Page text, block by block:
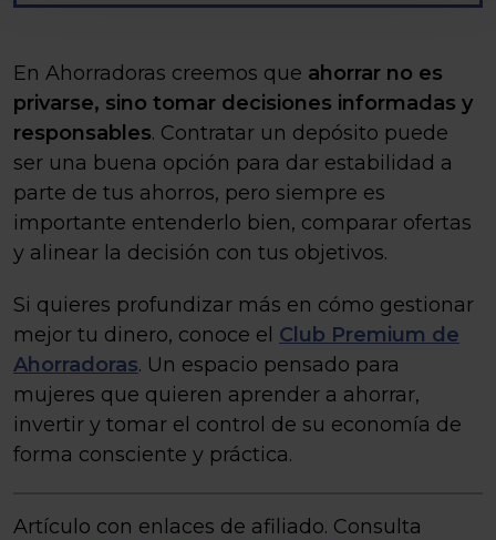
En Ahorradoras creemos que ahorrar no es
privarse, sino tomar decisiones informadas y
responsables. Contratar un depósito puede
ser una buena opción para dar estabilidad a
parte de tus ahorros, pero siempre es
importante entenderlo bien, comparar ofertas
y alinear la decisión con tus objetivos.
Si quieres profundizar más en cómo gestionar
mejor tu dinero, conoce el Club Premium de
Ahorradoras. Un espacio pensado para
mujeres que quieren aprender a ahorrar,
invertir y tomar el control de su economía de
forma consciente y práctica.
Artículo con enlaces de afiliado. Consulta